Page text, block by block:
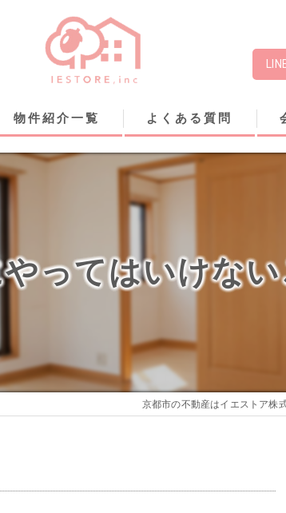
物件紹介一覧 よくある質問
やってはいけな
京都市の不動産はイエストア株